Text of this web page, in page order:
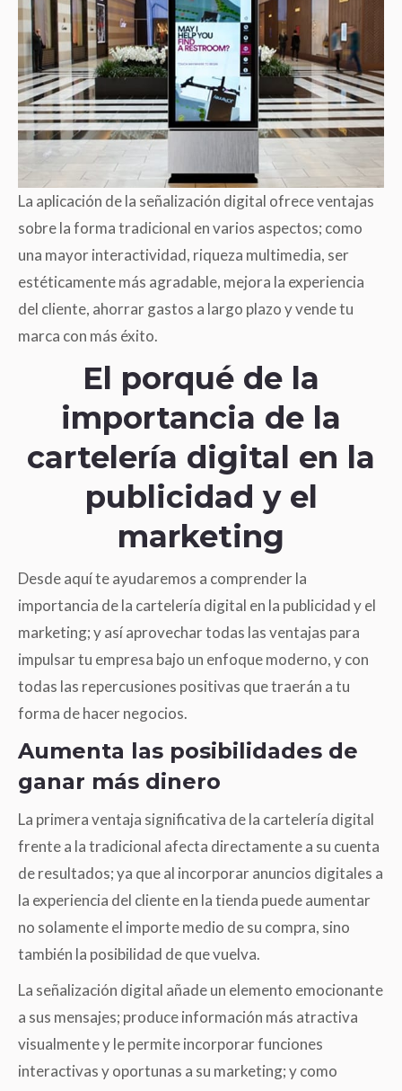
La aplicación de la señalización digital ofrece ventajas
sobre la forma tradicional en varios aspectos; como
una mayor interactividad, riqueza multimedia, ser
estéticamente más agradable, mejora la experiencia
del cliente, ahorrar gastos a largo plazo y vende tu
marca con más éxito.
El porqué de la
importancia de la
cartelería digital en la
publicidad y el
marketing
Desde aquí te ayudaremos a comprender la
importancia de la cartelería digital en la publicidad y el
marketing; y así aprovechar todas las ventajas para
impulsar tu empresa bajo un enfoque moderno, y con
todas las repercusiones positivas que traerán a tu
forma de hacer negocios.
Aumenta las posibilidades de
ganar más dinero
La primera ventaja significativa de la cartelería digital
frente a la tradicional afecta directamente a su cuenta
de resultados; ya que al incorporar anuncios digitales a
la experiencia del cliente en la tienda puede aumentar
no solamente el importe medio de su compra, sino
también la posibilidad de que vuelva.
La señalización digital añade un elemento emocionante
a sus mensajes; produce información más atractiva
visualmente y le permite incorporar funciones
interactivas y oportunas a su marketing; y como